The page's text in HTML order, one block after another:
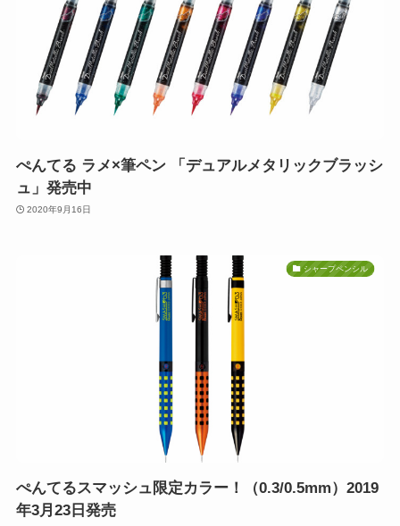
ぺんてる ラメ×筆ペン 「デュアルメタリックブラッシ
ュ」発売中
2020年9月16日
シャープペンシル
ぺんてるスマッシュ限定カラー！（0.3/0.5mm）2019
年3月23日発売